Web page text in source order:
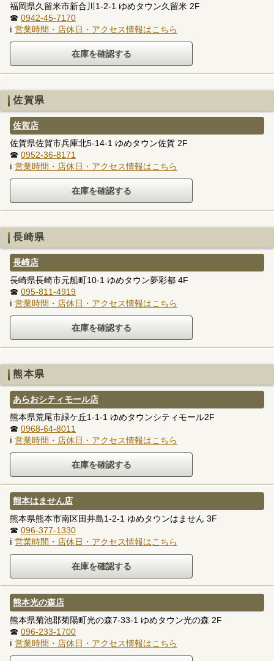
福岡県久留米市新合川1-2-1 ゆめタウン久留米 2F
☎ 0942-45-7170
ℹ 営業時間・店休日・アクセス情報はこちら
佐賀県
佐賀店
佐賀県佐賀市兵庫北5-14-1 ゆめタウン佐賀 2F
☎ 0952-36-8171
ℹ 営業時間・店休日・アクセス情報はこちら
長崎県
長崎店
長崎県長崎市元船町10-1 ゆめタウン夢彩都 4F
☎ 095-811-4919
ℹ 営業時間・店休日・アクセス情報はこちら
熊本県
あらおシティモール店
熊本県荒尾市緑ケ丘1-1-1 ゆめタウンシティモール2F
☎ 0968-64-8011
ℹ 営業時間・店休日・アクセス情報はこちら
熊本はません店
熊本県熊本市南区田井島1-2-1 ゆめタウンはません 3F
☎ 096-377-1330
ℹ 営業時間・店休日・アクセス情報はこちら
熊本光の森店
熊本県菊池郡菊陽町光の森7-33-1 ゆめタウン光の森 2F
☎ 096-233-1700
ℹ 営業時間・店休日・アクセス情報はこちら